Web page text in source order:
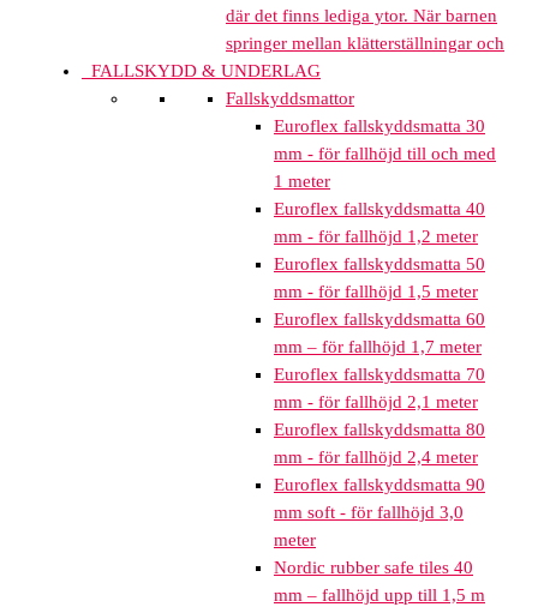
där det finns lediga ytor. När barnen
springer mellan klätterställningar och
FALLSKYDD & UNDERLAG
Fallskyddsmattor
Euroflex fallskyddsmatta 30
mm - för fallhöjd till och med
1 meter
Euroflex fallskyddsmatta 40
mm - för fallhöjd 1,2 meter
Euroflex fallskyddsmatta 50
mm - för fallhöjd 1,5 meter
Euroflex fallskyddsmatta 60
mm – för fallhöjd 1,7 meter
Euroflex fallskyddsmatta 70
mm - för fallhöjd 2,1 meter
Euroflex fallskyddsmatta 80
mm - för fallhöjd 2,4 meter
Euroflex fallskyddsmatta 90
mm soft - för fallhöjd 3,0
meter
Nordic rubber safe tiles 40
mm – fallhöjd upp till 1,5 m